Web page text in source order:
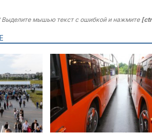
Выделите мышью текст с ошибкой и нажмите